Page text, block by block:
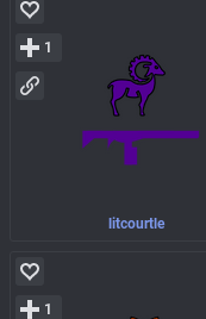
litcourtle
1
1